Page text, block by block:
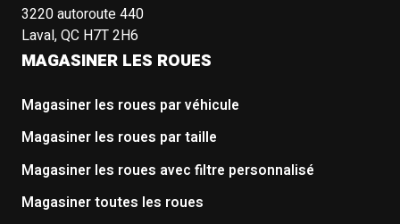
3220 autoroute 440
Laval, QC H7T 2H6
MAGASINER LES ROUES
Magasiner les roues par véhicule
Magasiner les roues par taille
Magasiner les roues avec filtre personnalisé
Magasiner toutes les roues